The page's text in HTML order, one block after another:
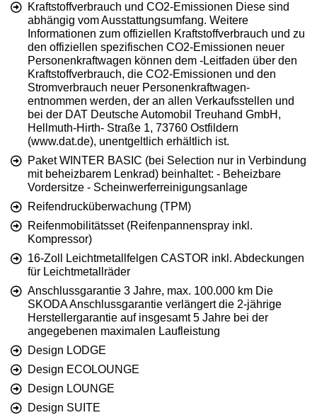
Kraftstoffverbrauch und CO2-Emissionen Diese sind
abhängig vom Ausstattungsumfang. Weitere
Informationen zum offiziellen Kraftstoffverbrauch und zu
den offiziellen spezifischen CO2-Emissionen neuer
Personenkraftwagen können dem -Leitfaden über den
Kraftstoffverbrauch, die CO2-Emissionen und den
Stromverbrauch neuer Personenkraftwagen-
entnommen werden, der an allen Verkaufsstellen und
bei der DAT Deutsche Automobil Treuhand GmbH,
Hellmuth-Hirth- Straße 1, 73760 Ostfildern
(www.dat.de), unentgeltlich erhältlich ist.
Paket WINTER BASIC (bei Selection nur in Verbindung
mit beheizbarem Lenkrad) beinhaltet: - Beheizbare
Vordersitze - Scheinwerferreinigungsanlage
Reifendrucküberwachung (TPM)
Reifenmobilitätsset (Reifenpannenspray inkl.
Kompressor)
16-Zoll Leichtmetallfelgen CASTOR inkl. Abdeckungen
für Leichtmetallräder
Anschlussgarantie 3 Jahre, max. 100.000 km Die
SKODA Anschlussgarantie verlängert die 2-jährige
Herstellergarantie auf insgesamt 5 Jahre bei der
angegebenen maximalen Laufleistung
Design LODGE
Design ECOLOUNGE
Design LOUNGE
Design SUITE